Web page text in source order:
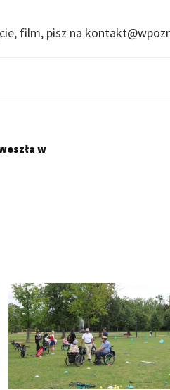
film, pisz na
w